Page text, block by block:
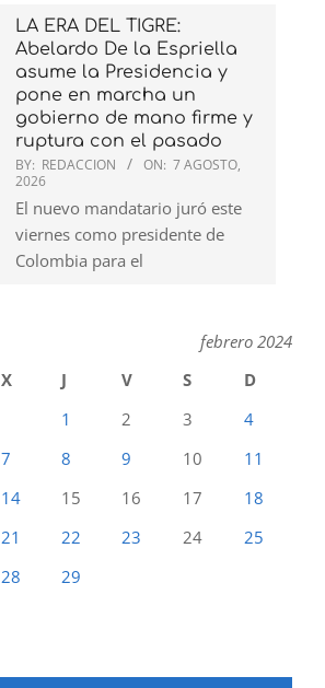
LA ERA DEL TIGRE:
Abelardo De la Espriella
asume la Presidencia y
pone en marcha un
gobierno de mano firme y
ruptura con el pasado
BY: REDACCION ON: 7 AGOSTO,
2026
El nuevo mandatario juró este
viernes como presidente de
Colombia para el
febrero 2024
X J V S
D
1
2 3
4
7 8 9 10
11
14 15 16 17
18
21 22 23 24
25
28 29